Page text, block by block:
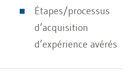
Étapes/processus
d’acquisition
d’expérience avérés